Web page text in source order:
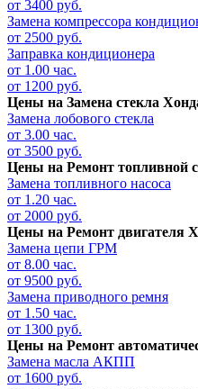
от 3400 руб.
Замена компрессора
от 2500 руб.
Заправка кондиционера
от 1.00 час.
от 1200 руб.
Цены на Замена стекла
Замена лобового стекла
от 3.00 час.
от 3500 руб.
Цены на Ремонт топливной
Замена топливного насоса
от 1.20 час.
от 2000 руб.
Цены на Ремонт двигателя
Замена цепи ГРМ
от 8.00 час.
от 9500 руб.
Замена приводного ремня
от 1.50 час.
от 1300 руб.
Цены на Ремонт
Замена масла АКПП
от 1600 руб.